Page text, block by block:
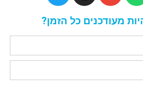
מעודכנים כל הזמן?